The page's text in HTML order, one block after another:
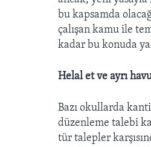
bu kapsamda
çalışan kamu ile
kadar bu konuda
Helal et ve ayrı
Bazı okullarda
düzenleme talebi
tür talepler